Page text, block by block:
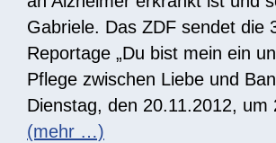
Gabriele. Das ZDF sendet die
Reportage „Du bist mein ein
Pflege zwischen Liebe und
Dienstag, den 20.11.2012, um
(mehr …)